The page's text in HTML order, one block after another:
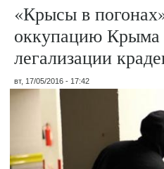
«Крысы в
оккупацию Крыма
легализации
вт, 17/05/2016 - 17:42